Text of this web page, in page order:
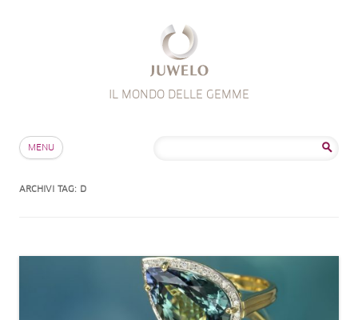
IL MONDO DELLE GEMME
MENU
ARCHIVI TAG: D